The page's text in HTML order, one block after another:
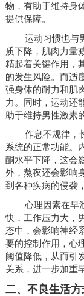
物，有助于维持身
提供保障。
运动习惯也与
质下降，肌肉力量
精起着关键作用，
的发生风险。而适
强身体的耐力和肌
力。同时，运动还
助于维持男性激素
作息不规律，
系统的正常功能。
酮水平下降，这会
外，熬夜还会影响
到各种疾病的侵袭
心理因素在早
快，工作压力大，
态中，会影响神经
要的控制作用，心
阈值降低，从而引
关系，进一步加重
二、不良生活